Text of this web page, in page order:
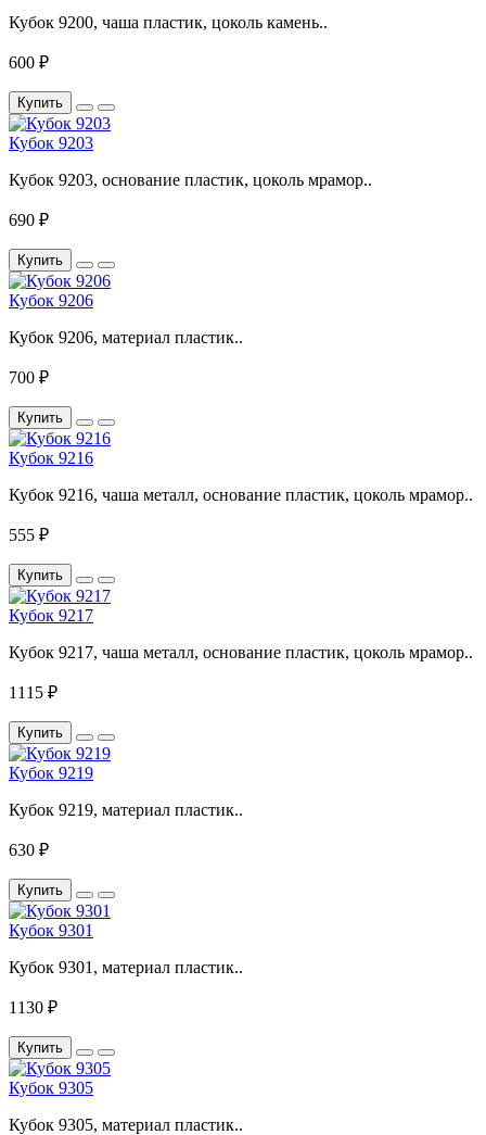
Кубок 9200, чаша пластик, цоколь камень..
600 ₽
Купить
Кубок 9203
Кубок 9203, основание пластик, цоколь мрамор..
690 ₽
Купить
Кубок 9206
Кубок 9206, материал пластик..
700 ₽
Купить
Кубок 9216
Кубок 9216, чаша металл, основание пластик, цоколь мрамор..
555 ₽
Купить
Кубок 9217
Кубок 9217, чаша металл, основание пластик, цоколь мрамор..
1115 ₽
Купить
Кубок 9219
Кубок 9219, материал пластик..
630 ₽
Купить
Кубок 9301
Кубок 9301, материал пластик..
1130 ₽
Купить
Кубок 9305
Кубок 9305, материал пластик..